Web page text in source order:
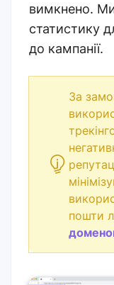
вимкнено.
статистику
до кампанії.
За
пошти